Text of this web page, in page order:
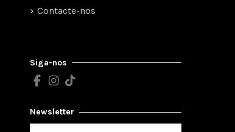
Contacte-nos
Siga-nos
Newsletter